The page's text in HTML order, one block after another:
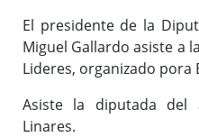
El presidente de la
Miguel Gallardo asiste a
Lideres, organizado pora
Asiste la diputada del
Linares.